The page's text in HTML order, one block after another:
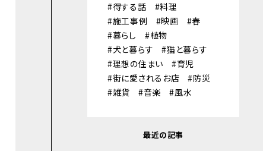
得する話
料理
施工事例
映画
春
暮らし
植物
犬と暮らす
猫と暮らす
理想の住まい
育児
街に愛されるお店
防災
雑貨
音楽 風水
最近の記事